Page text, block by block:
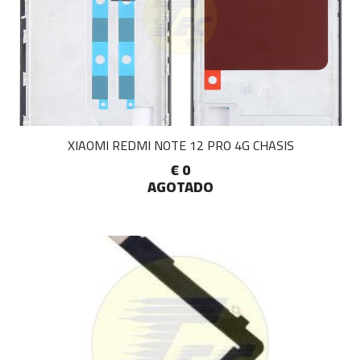
XIAOMI REDMI NOTE 12 PRO 4G CHASIS
€ 0
AGOTADO